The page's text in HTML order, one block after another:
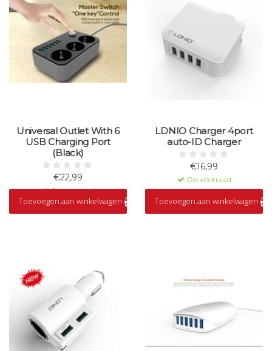
Universal Outlet With 6
USB Charging Port
(Black)
€22,99
Op voorraad
Toevoegen aan winkelwagen
LDNIO Charger 4port
auto-ID Charger
€16,99
Op voorraad
Toevoegen aan winkelwagen